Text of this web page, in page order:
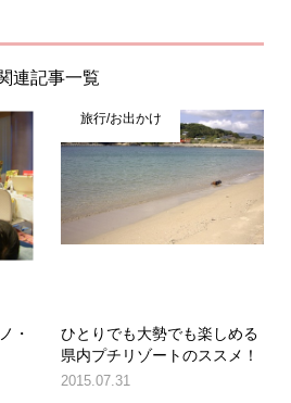
連記事一覧
・
旅行/お出かけ
ひとりでも大勢でも楽しめる
県内プチリゾートのススメ！
2015.07.31